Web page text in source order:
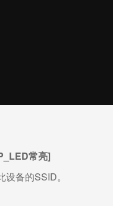
_LED常亮]
备的SSID。